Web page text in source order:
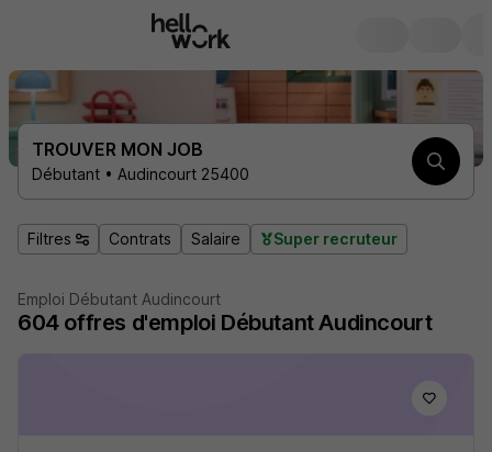
TROUVER MON JOB
Débutant • Audincourt 25400
Filtres Contrats Salaire Super recruteur
Emploi Débutant Audincourt
604 offres d'emploi Débutant Audincourt